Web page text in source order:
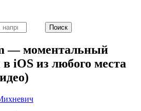
— моментальный
iOS из любого места